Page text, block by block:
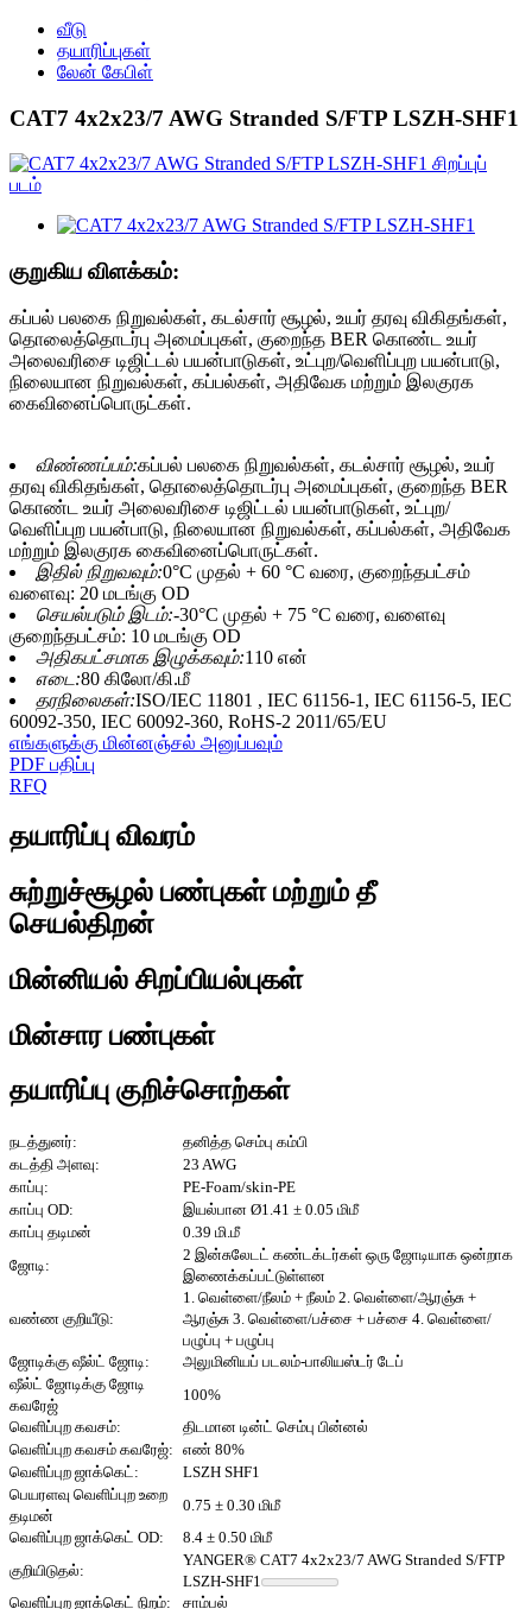
வீடு
தயாரிப்புகள்
லேன் கேபிள்
CAT7 4x2x23/7 AWG Stranded S/FTP LSZH-SHF1
குறுகிய விளக்கம்:
கப்பல் பலகை நிறுவல்கள், கடல்சார் சூழல், உயர் தரவு விகிதங்கள்,
தொலைத்தொடர்பு அமைப்புகள், குறைந்த BER கொண்ட உயர்
அலைவரிசை டிஜிட்டல் பயன்பாடுகள், உட்புற/வெளிப்புற பயன்பாடு,
நிலையான நிறுவல்கள், கப்பல்கள், அதிவேக மற்றும் இலகுரக
கைவினைப்பொருட்கள்.
விண்ணப்பம்:கப்பல் பலகை நிறுவல்கள், கடல்சார் சூழல், உயர்
தரவு விகிதங்கள், தொலைத்தொடர்பு அமைப்புகள், குறைந்த BER
கொண்ட உயர் அலைவரிசை டிஜிட்டல் பயன்பாடுகள், உட்புற/
வெளிப்புற பயன்பாடு, நிலையான நிறுவல்கள், கப்பல்கள், அதிவேக
மற்றும் இலகுரக கைவினைப்பொருட்கள்.
இதில் நிறுவவும்:0°C முதல் + 60 °C வரை, குறைந்தபட்சம்
வளைவு: 20 மடங்கு OD
செயல்படும் இடம்:-30°C முதல் + 75 °C வரை, வளைவு
குறைந்தபட்சம்: 10 மடங்கு OD
அதிகபட்சமாக இழுக்கவும்:110 என்
எடை:80 கிலோ/கி.மீ
தரநிலைகள்:ISO/IEC 11801 , IEC 61156-1, IEC 61156-5, IEC
60092-350, IEC 60092-360, RoHS-2 2011/65/EU
எங்களுக்கு மின்னஞ்சல் அனுப்பவும்
PDF பதிப்பு
RFQ
தயாரிப்பு விவரம்
சுற்றுச்சூழல் பண்புகள் மற்றும் தீ
செயல்திறன்
மின்னியல் சிறப்பியல்புகள்
மின்சார பண்புகள்
தயாரிப்பு குறிச்சொற்கள்
நடத்துனர்:
தனித்த செம்பு கம்பி
கடத்தி அளவு:
23 AWG
காப்பு:
PE-Foam/skin-PE
காப்பு OD:
இயல்பான Ø1.41 ± 0.05 மிமீ
காப்பு தடிமன்
0.39 மி.மீ
ஜோடி:
2 இன்சுலேடட் கண்டக்டர்கள் ஒரு ஜோடியாக ஒன்றாக
இணைக்கப்பட்டுள்ளன
வண்ண குறியீடு:
1. வெள்ளை/நீலம் + நீலம் 2. வெள்ளை/ஆரஞ்சு +
ஆரஞ்சு 3. வெள்ளை/பச்சை + பச்சை 4. வெள்ளை/
பழுப்பு + பழுப்பு
ஜோடிக்கு ஷீல்ட் ஜோடி:
அலுமினியப் படலம்-பாலியஸ்டர் டேப்
ஷீல்ட் ஜோடிக்கு ஜோடி
கவரேஜ்
100%
வெளிப்புற கவசம்:
திடமான டின்ட் செம்பு பின்னல்
வெளிப்புற கவசம் கவரேஜ்: எண் 80%
வெளிப்புற ஜாக்கெட்:
LSZH SHF1
பெயரளவு வெளிப்புற உறை
தடிமன்
0.75 ± 0.30 மிமீ
வெளிப்புற ஜாக்கெட் OD:
8.4 ± 0.50 மிமீ
குறியிடுதல்:
YANGER® CAT7 4x2x23/7 AWG Stranded S/FTP
LSZH-SHF1
வெளிப்புற ஜாக்கெட் நிறம்:
சாம்பல்